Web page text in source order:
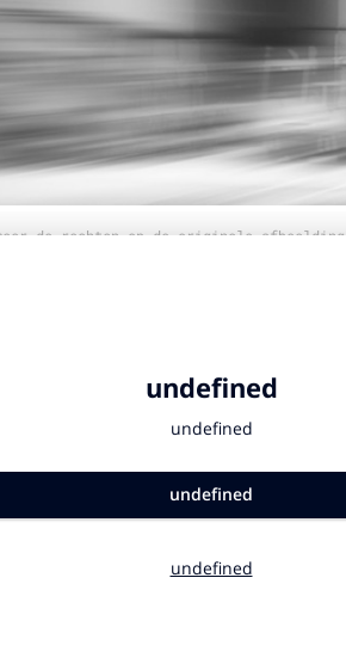
de rechten op de originele afbeelding